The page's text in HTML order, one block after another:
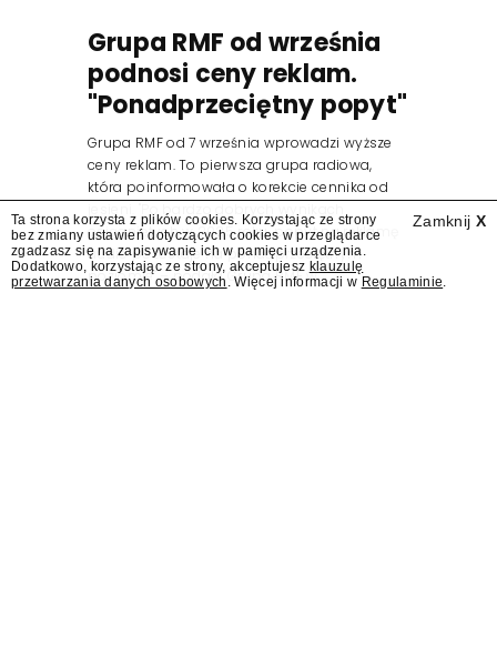
Grupa RMF od września
podnosi ceny reklam.
"Ponadprzeciętny popyt"
Grupa RMF od 7 września wprowadzi wyższe
ceny reklam. To pierwsza grupa radiowa,
która poinformowała o korekcie cennika od
jesieni. "Po bardzo dobrych wynikach
osiągniętych w 2025 roku, popyt na reklamę
audio pozostaje na ponadprzeciętnym
poziomie" – podała Grupa RMF w...
Zamknij X
Ta strona korzysta z plików cookies. Korzystając ze strony
bez zmiany ustawień dotyczących cookies w przeglądarce
zgadzasz się na zapisywanie ich w pamięci urządzenia.
Dodatkowo, korzystając ze strony, akceptujesz klauzulę
przetwarzania danych osobowych . Więcej informacji w Regulaminie.